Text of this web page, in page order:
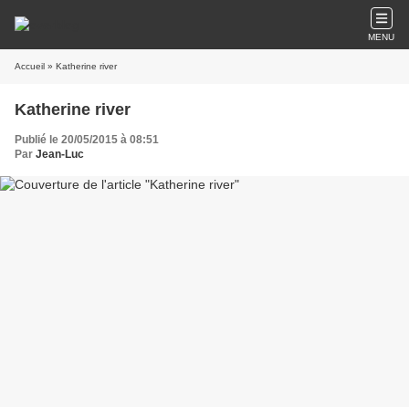
MENU
Accueil » Katherine river
Katherine river
Publié le 20/05/2015 à 08:51
Par Jean-Luc